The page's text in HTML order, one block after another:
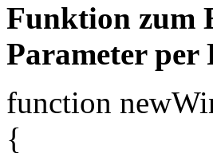
Funktion zum
Parameter per
function
{